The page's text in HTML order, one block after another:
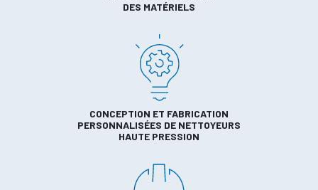
DES MATÉRIELS
CONCEPTION ET FABRICATION
PERSONNALISÉES DE NETTOYEURS
HAUTE PRESSION